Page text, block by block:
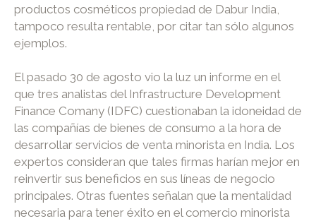
productos cosméticos propiedad de Dabur India,
tampoco resulta rentable, por citar tan sólo algunos
ejemplos.
El pasado 30 de agosto vio la luz un informe en el
que tres analistas del Infrastructure Development
Finance Comany (IDFC) cuestionaban la idoneidad de
las compañías de bienes de consumo a la hora de
desarrollar servicios de venta minorista en India. Los
expertos consideran que tales firmas harían mejor en
reinvertir sus beneficios en sus líneas de negocio
principales. Otras fuentes señalan que la mentalidad
necesaria para tener éxito en el comercio minorista